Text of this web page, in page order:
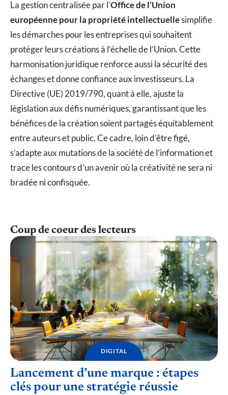
La gestion centralisée par l’Office de l’Union
européenne pour la propriété intellectuellesimplifie
les démarches pour les entreprises qui souhaitent
protéger leurs créations à l’échelle de l’Union. Cette
harmonisation juridique renforce aussi la sécurité des
échanges et donne confiance aux investisseurs. La
Directive (UE) 2019/790, quant à elle, ajuste la
législation aux défis numériques, garantissant que les
bénéfices de la création soient partagés équitablement
entre auteurs et public. Ce cadre, loin d’être figé,
s’adapte aux mutations de la société de l’information et
trace les contours d’un avenir où la créativité ne sera ni
bradée ni confisquée.
Coup de coeur des lecteurs
DIGITAL
Lancement d’une marque : étapes
clés pour une stratégie réussie